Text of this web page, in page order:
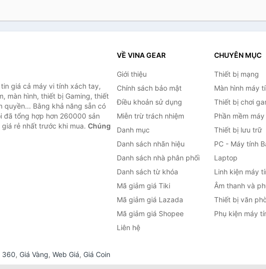
giá cả máy vi tính xách tay,
màn hình, thiết bị Gaming, thiết
quyền... Bằng khả năng sẵn có
đã tổng hợp hơn 260000 sản
rẻ nhất trước khi mua. Chúng
VỀ VINA GEAR
Giới thiệu
Chính sách bảo mật
Điều khoản sử dụng
Miễn trừ trách nhiệm
Danh mục
Danh sách nhãn hiệu
Danh sách nhà phân phối
Danh sách từ khóa
Mã giảm giá Tiki
Mã giảm giá Lazada
Mã giảm giá Shopee
Liên hệ
CHUYÊN MỤC
Thiết bị mạng
Màn hình máy
Thiết bị chơi
Phần mềm
Thiết bị lưu trữ
PC - Máy tính
Laptop
Linh kiện máy
Âm thanh và
Thiết bị văn
Phụ kiện máy
360, Giá Vàng, Web Giá, Giá Coin